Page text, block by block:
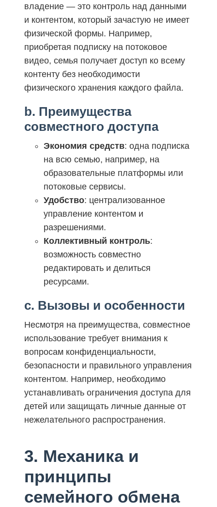
владение — это контроль над данными
и контентом, который зачастую не имеет
физической формы. Например,
приобретая подписку на потоковое
видео, семья получает доступ ко всему
контенту без необходимости
физического хранения каждого файла.
b. Преимущества
совместного доступа
Экономия средств: одна подписка
на всю семью, например, на
образовательные платформы или
потоковые сервисы.
Удобство: централизованное
управление контентом и
разрешениями.
Коллективный контроль:
возможность совместно
редактировать и делиться
ресурсами.
c. Вызовы и особенности
Несмотря на преимущества, совместное
использование требует внимания к
вопросам конфиденциальности,
безопасности и правильного управления
контентом. Например, необходимо
устанавливать ограничения доступа для
детей или защищать личные данные от
нежелательного распространения.
3. Механика и
принципы
семейного обмена